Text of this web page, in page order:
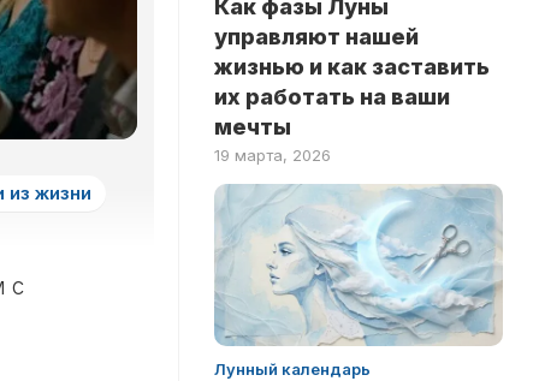
ТЕСТЫ
НА
ЛЮБОВЬ
ЭРУДИЦИЮ
ЗНАМЕНИТОСТЯМ
ЗДОРОВЬЕ
РИТУАЛЫ
из жизни
с
Как фазы Луны
управляют нашей
жизнью и как заставить
их работать на ваши
мечты
19 марта, 2026
Лунный календарь